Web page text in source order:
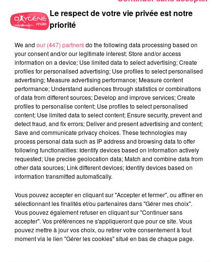
29 juillet 2026
SEGRÉ. ATTAQUE À L'ARME BLANCHE : L'AGRESSEUR INTERPELLÉ,
LE...
Le respect de votre vie privée est notre
priorité
We and our (447) partnersdo the following data processing based on
your consent and/or our legitimate interest: Store and/or access
information on a device; Use limited data to select advertising; Create
profiles for personalised advertising; Use profiles to select personalised
advertising; Measure advertising performance; Measure content
performance; Understand audiences through statistics or combinations
of data from different sources; Develop and improve services; Create
profiles to personalise content; Use profiles to select personalised
content; Use limited data to select content; Ensure security, prevent and
detect fraud, and fix errors; Deliver and present advertising and content;
Save and communicate privacy choices. These technologies may
process personal data such as IP address and browsing data to offer
following functionalities: Identify devices based on information actively
requested; Use precise geolocation data; Match and combine data from
other data sources; Link different devices; Identify devices based on
information transmitted automatically.
Vous pouvez accepter en cliquant sur "Accepter et fermer", ou affiner en
sélectionnant les finalités et/ou partenaires dans "Gérer mes choix".
Vous pouvez également refuser en cliquant sur "Continuer sans
accepter". Vos préférences ne s'appliqueront que pour ce site. Vous
pouvez mettre à jour vos choix, ou retirer votre consentement à tout
moment via le lien "Gérer les cookies" situé en bas de chaque page.